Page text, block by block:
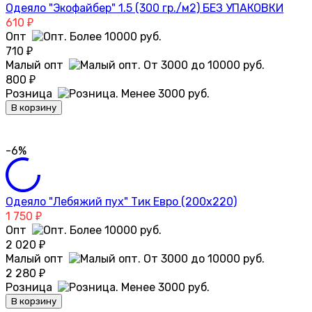
Одеяло "Экофайбер" 1.5 (300 гр./м2) БЕЗ УПАКОВКИ
610 ₽
Опт
710 ₽
Малый опт
800 ₽
Розница
В корзину
-6%
Одеяло "Лебяжий пух" Тик Евро (200х220)
1 750 ₽
Опт
2 020 ₽
Малый опт
2 280 ₽
Розница
В корзину